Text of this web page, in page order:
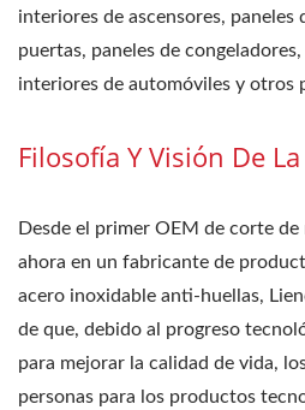
interiores de ascensores, paneles
puertas, paneles de
interiores de automóviles y otros
Filosofía Y Visión De
Desde el primer OEM de corte
ahora en un fabricante de
acero inoxidable anti-huellas,
de que, debido al progreso
para mejorar la calidad de vida,
personas para los productos